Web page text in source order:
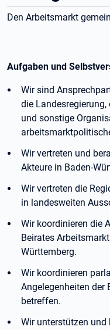
Den Arbeitsmarkt
Aufgaben und
Wir sind
die Landesregierung,
und sonstige
Wir vertreten und
Akteure in Baden-
Wir vertreten die
in landesweiten
Wir koordinieren die
Beirates
Württemberg.
Wir koordinieren
Angelegenheiten der
betreffen.
Wir unterstützen